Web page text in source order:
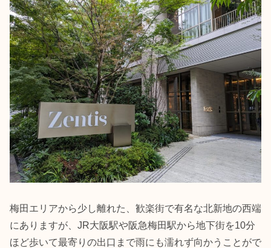
梅田エリアから少し離れた、歓楽街で有名な北新地の西端
にありますが、JR大阪駅や阪急梅田駅から地下街を10分
ほど歩いて最寄りの出口まで雨にも濡れず向かうことがで